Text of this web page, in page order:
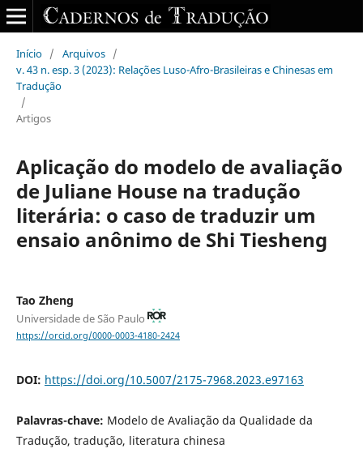
Início / Arquivos /
v. 43 n. esp. 3 (2023): Relações Luso-Afro-Brasileiras e Chinesas em
Tradução
/
Artigos
Aplicação do modelo de avaliação
de Juliane House na tradução
literária: o caso de traduzir um
ensaio anônimo de Shi Tiesheng
Tao Zheng
Universidade de São Paulo
https://orcid.org/0000-0003-4180-2424
DOI: https://doi.org/10.5007/2175-7968.2023.e97163
Palavras-chave: Modelo de Avaliação da Qualidade da
Tradução, tradução, literatura chinesa